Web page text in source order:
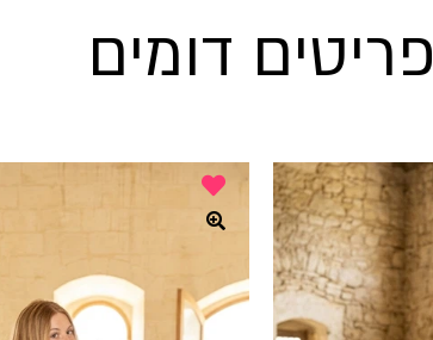
פריטים דומים